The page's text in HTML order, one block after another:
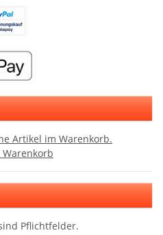
Artikel im Warenkorb.
Warenkorb
Pflichtfelder.